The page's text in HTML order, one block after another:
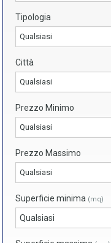
Tipologia
Qualsiasi
Città
Qualsiasi
Prezzo Minimo
Qualsiasi
Prezzo Massimo
Qualsiasi
Superficie minima (mq)